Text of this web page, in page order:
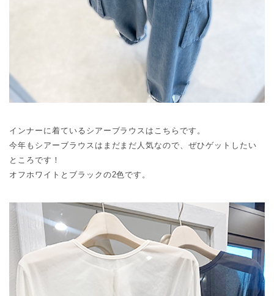
インナーに着ているシアーブラウスはこちらです。
今年もシアーブラウスはまだまだ人気なので、ぜひゲットしたい
ところです！
オフホワイトとブラックの2色です。